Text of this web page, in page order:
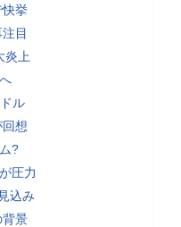
挙
目
炎上
ル
想
?
圧力
込み
背景